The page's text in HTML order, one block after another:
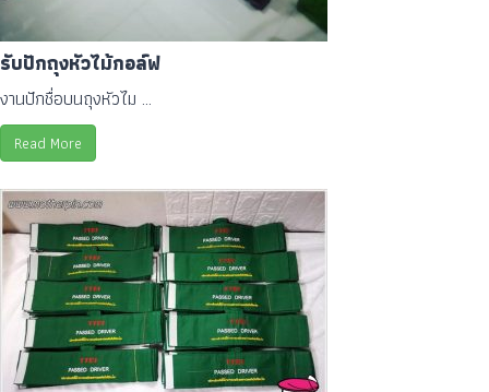
รับปักถุงหัวไม้กอล์ฟ
งานปักชื่อบนถุงหัวไม ...
Read More